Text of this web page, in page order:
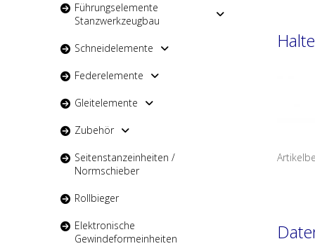
Führungselemente
Stanzwerkzeugbau
Schneidelemente
Federelemente
Gleitelemente
Zubehör
Seitenstanzeinheiten /
Normschieber
Rollbieger
Elektronische
Gewindeformeinheiten